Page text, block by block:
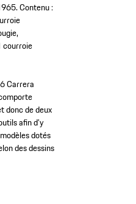
Contenu :
courroie
Carrera
donc de deux
afin d’y
dotés
des dessins